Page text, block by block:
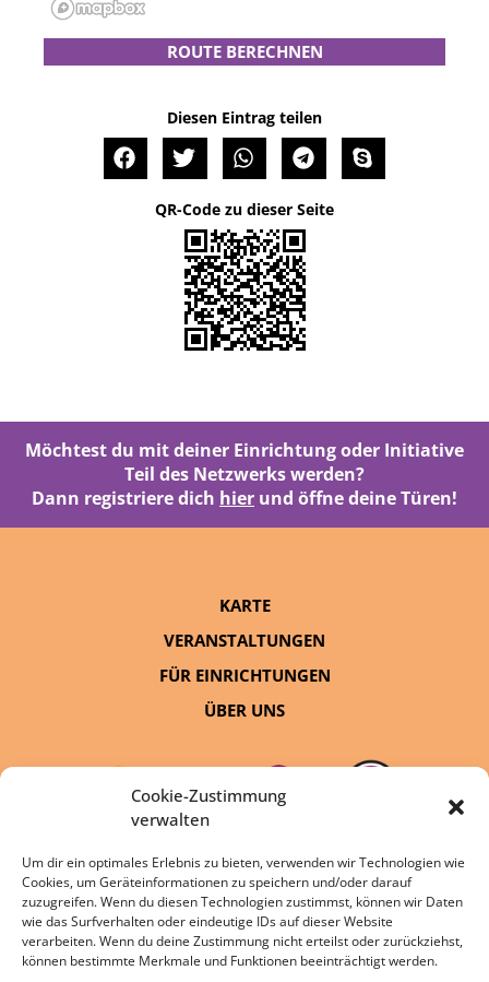
Cookie-Zustimmung
verwalten
Um dir ein optimales Erlebnis zu bieten, verwenden wir Technologien wie
Cookies, um Geräteinformationen zu speichern und/oder darauf
zuzugreifen. Wenn du diesen Technologien zustimmst, können wir Daten
wie das Surfverhalten oder eindeutige IDs auf dieser Website
verarbeiten. Wenn du deine Zustimmung nicht erteilst oder zurückziehst,
können bestimmte Merkmale und Funktionen beeinträchtigt werden.
ROUTE BERECHNEN
Diesen Eintrag teilen
QR-Code zu dieser Seite
Möchtest du mit deiner Einrichtung oder Initiative
Teil des Netzwerks werden?
Dann registriere dich hier und öffne deine Türen!
eine Initiative von:
KARTE
VERANSTALTUNGEN
FÜR EINRICHTUNGEN
ÜBER UNS